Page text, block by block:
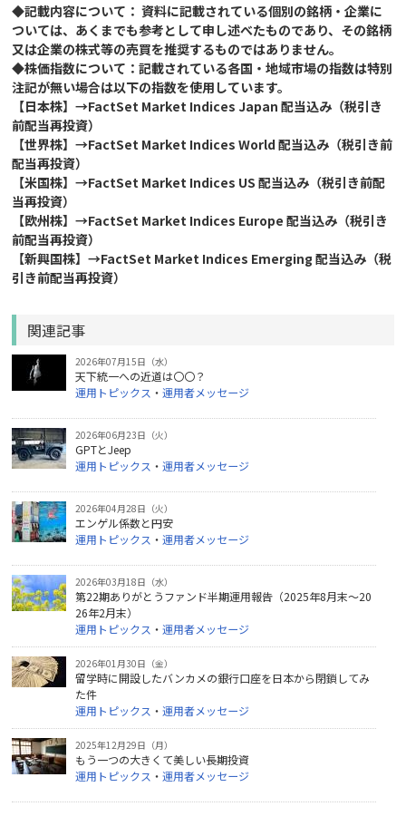
◆記載内容について： 資料に記載されている個別の銘柄・企業に
ついては、あくまでも参考として申し述べたものであり、その銘柄
又は企業の株式等の売買を推奨するものではありません。
◆株価指数について：記載されている各国・地域市場の指数は特別
注記が無い場合は以下の指数を使用しています。
【日本株】→FactSet Market Indices Japan 配当込み（税引き
前配当再投資）
【世界株】→FactSet Market Indices World 配当込み（税引き前
配当再投資）
【米国株】→FactSet Market Indices US 配当込み（税引き前配
当再投資）
【欧州株】→FactSet Market Indices Europe 配当込み（税引き
前配当再投資）
【新興国株】→FactSet Market Indices Emerging 配当込み（税
引き前配当再投資）
関連記事
2026年07月15日（水）
天下統一への近道は〇〇？
運用トピックス ・運用者メッセージ
2026年06月23日（火）
GPTとJeep
運用トピックス ・運用者メッセージ
2026年04月28日（火）
エンゲル係数と円安
運用トピックス ・運用者メッセージ
2026年03月18日（水）
第22期ありがとうファンド半期運用報告（2025年8月末～20
26年2月末）
運用トピックス ・運用者メッセージ
2026年01月30日（金）
留学時に開設したバンカメの銀行口座を日本から閉鎖してみ
た件
運用トピックス ・運用者メッセージ
2025年12月29日（月）
もう一つの大きくて美しい長期投資
運用トピックス ・運用者メッセージ